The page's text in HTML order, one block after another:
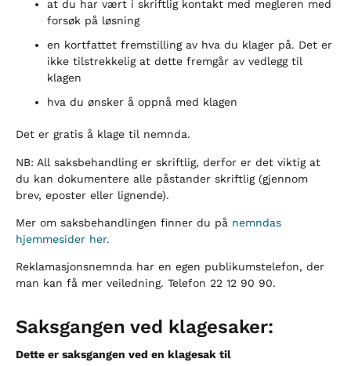
at du har vært i skriftlig kontakt med megleren med
forsøk på løsning
en kortfattet fremstilling av hva du klager på. Det er
ikke tilstrekkelig at dette fremgår av vedlegg til
klagen
hva du ønsker å oppnå med klagen
Det er gratis å klage til nemnda.
NB: All saksbehandling er skriftlig, derfor er det viktig at
du kan dokumentere alle påstander skriftlig (gjennom
brev, eposter eller lignende).
Mer om saksbehandlingen finner du på nemndas
hjemmesider her.
Reklamasjonsnemnda har en egen publikumstelefon, der
man kan få mer veiledning. Telefon 22 12 90 90.
Saksgangen ved klagesaker:
Dette er saksgangen ved en klagesak til